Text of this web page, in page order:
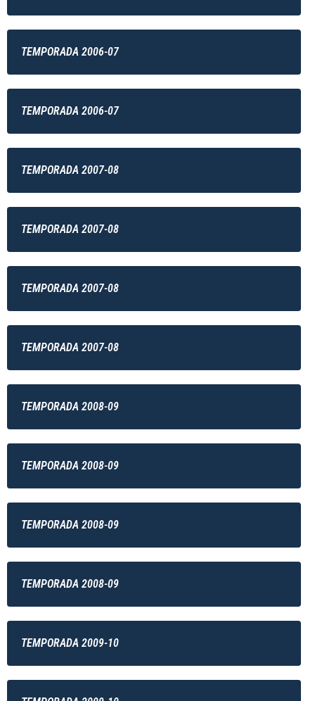
TEMPORADA 2006-07
TEMPORADA 2006-07
TEMPORADA 2007-08
TEMPORADA 2007-08
TEMPORADA 2007-08
TEMPORADA 2007-08
TEMPORADA 2008-09
TEMPORADA 2008-09
TEMPORADA 2008-09
TEMPORADA 2008-09
TEMPORADA 2009-10